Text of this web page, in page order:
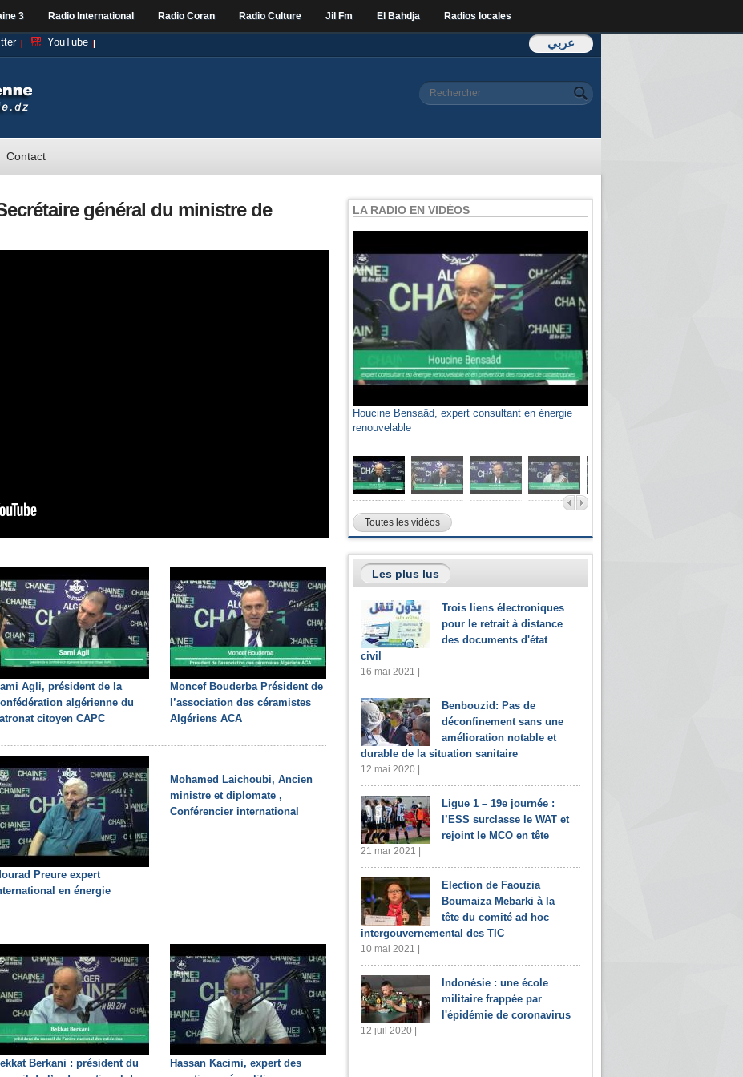
3 Radio International Radio Coran Radio Culture Jil Fm El Bahdja Radios locales
عربي YouTube
Formulaire de
Rechercher
Contact
général du ministre de
Agli, président de la
algérienne du
citoyen CAPC
Moncef Bouderba Président de
l’association des céramistes
Algériens ACA
Preure expert
en énergie
Mohamed Laichoubi, Ancien
ministre et diplomate ,
Conférencier international
Berkani : président du
Hassan Kacimi, expert des
LA RADIO EN VIDÉOS
Houcine Bensaâd, expert consultant en énergie
renouvelable
Toutes les vidéos
Les plus lus
Trois liens électroniques
pour le retrait à distance
des documents d'état
civil
16 mai 2021 |
Benbouzid: Pas de
déconfinement sans une
amélioration notable et
durable de la situation sanitaire
12 mai 2020 |
Ligue 1 – 19e journée :
l’ESS surclasse le WAT et
rejoint le MCO en tête
21 mar 2021 |
Election de Faouzia
Boumaiza Mebarki à la
tête du comité ad hoc
intergouvernemental des TIC
10 mai 2021 |
Indonésie : une école
militaire frappée par
l'épidémie de coronavirus
12 juil 2020 |